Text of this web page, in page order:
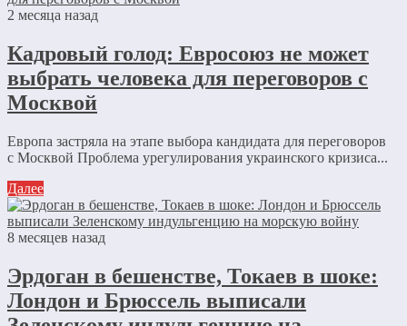
2 месяца назад
Кадровый голод: Евросоюз не может
выбрать человека для переговоров с
Москвой
Европа застряла на этапе выбора кандидата для переговоров
с Москвой Проблема урегулирования украинского кризиса...
Далее
8 месяцев назад
Эрдоган в бешенстве, Токаев в шоке:
Лондон и Брюссель выписали